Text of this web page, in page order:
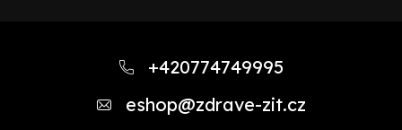
+420774749995
eshop@zdrave-zit.cz